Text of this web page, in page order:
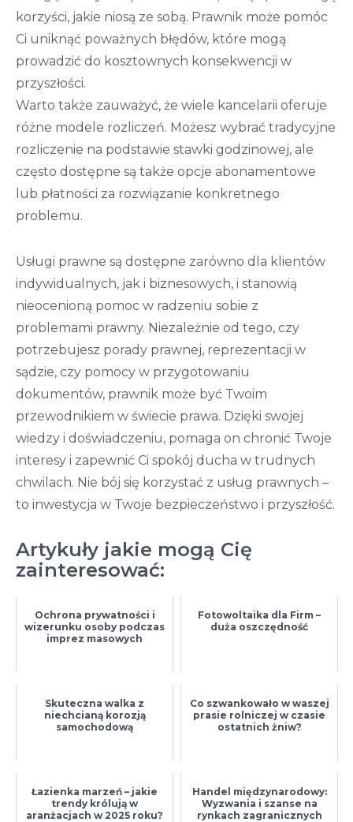
korzyści, jakie niosą ze sobą. Prawnik może pomóc
Ci uniknąć poważnych błędów, które mogą
prowadzić do kosztownych konsekwencji w
przyszłości.
Warto także zauważyć, że wiele kancelarii oferuje
różne modele rozliczeń. Możesz wybrać tradycyjne
rozliczenie na podstawie stawki godzinowej, ale
często dostępne są także opcje abonamentowe
lub płatności za rozwiązanie konkretnego
problemu.
Usługi prawne są dostępne zarówno dla klientów
indywidualnych, jak i biznesowych, i stanowią
nieocenioną pomoc w radzeniu sobie z
problemami prawny. Niezależnie od tego, czy
potrzebujesz porady prawnej, reprezentacji w
sądzie, czy pomocy w przygotowaniu
dokumentów, prawnik może być Twoim
przewodnikiem w świecie prawa. Dzięki swojej
wiedzy i doświadczeniu, pomaga on chronić Twoje
interesy i zapewnić Ci spokój ducha w trudnych
chwilach. Nie bój się korzystać z usług prawnych –
to inwestycja w Twoje bezpieczeństwo i przyszłość.
Artykuły jakie mogą Cię
zainteresować:
Ochrona prywatności i
wizerunku osoby podczas
imprez masowych
Fotowoltaika dla Firm –
duża oszczędność
Skuteczna walka z
niechcianą korozją
samochodową
Co szwankowało w waszej
prasie rolniczej w czasie
ostatnich żniw?
Łazienka marzeń – jakie
trendy królują w
aranżacjach w 2025 roku?
Handel międzynarodowy:
Wyzwania i szanse na
rynkach zagranicznych